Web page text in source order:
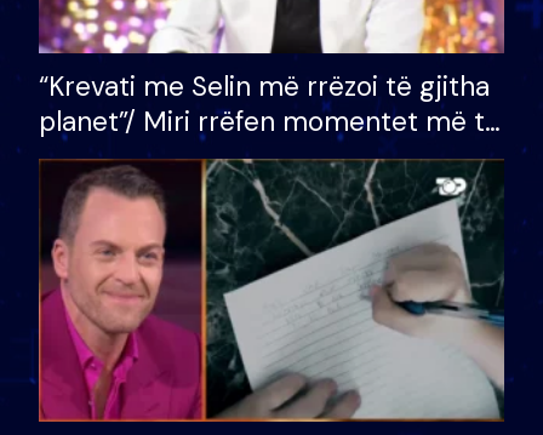
“Krevati me Selin më rrëzoi të gjitha
planet”/ Miri rrëfen momentet më të
bukura në shtëpinë e BB VIP: Do më
mungojë zilja e mëngjesit kur…